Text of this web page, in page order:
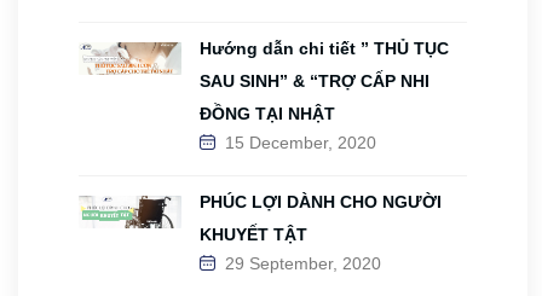
Hướng dẫn chi tiết ” THỦ TỤC
SAU SINH” & “TRỢ CẤP NHI
ĐỒNG TẠI NHẬT
15 December, 2020
PHÚC LỢI DÀNH CHO NGƯỜI
KHUYẾT TẬT
29 September, 2020